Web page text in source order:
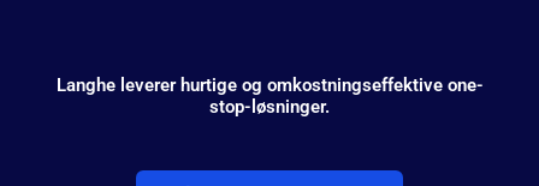
Langhe leverer hurtige og omkostningseffektive one-
stop-løsninger.